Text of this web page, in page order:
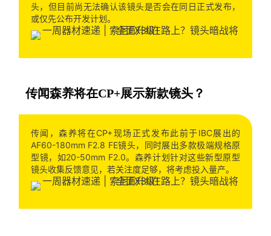
头，但目前尚无法确认该镜头是否会在同日正式发布，
或仅先公布开发计划。
传闻森养将在CP+展示新款镜头？
传闻，森养将在CP+现场正式发布此前于IBC展出的
AF60-180mm F2.8 FE镜头，同时展出多款极端规格原
型镜，如20-50mm F2.0。森养计划针对这些新型原型
镜头收集反馈意见，若关注度足够，将考虑投入量产。